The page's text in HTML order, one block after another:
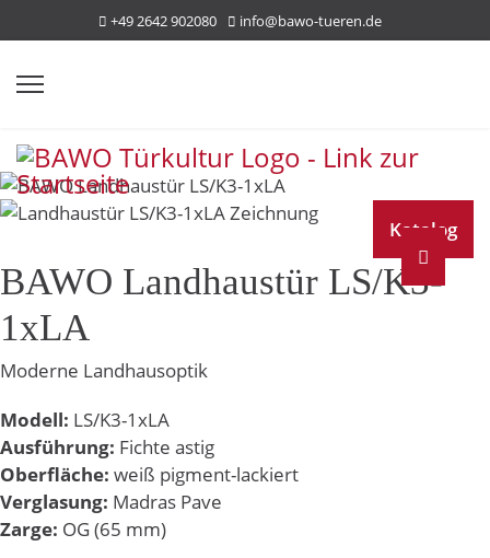
+49 2642 902080 info@bawo-tueren.de
Katalog
BAWO Landhaustür LS/K3-
1xLA
Moderne Landhausoptik
Modell: LS/K3-1xLA
Ausführung: Fichte astig
Oberfläche: weiß pigment-lackiert
Verglasung: Madras Pave
Zarge: OG (65 mm)